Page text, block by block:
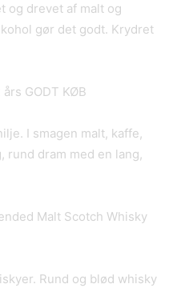
og drevet af malt og
gør det godt. Krydret
GODT KØB
I smagen malt, kaffe,
rund dram med en lang,
Malt Scotch Whisky
Rund og blød whisky